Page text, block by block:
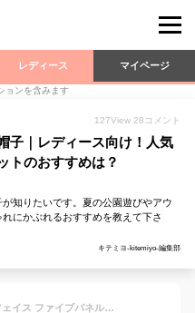
レディース マイページ
ョンを含みます
127View 28 コメント
子｜レディース向け！人気
トのおすすめは？
知りたいです。夏の公園遊びやアウ
にかぶれるおすすめを教えて下さ
キテミヨ-kitemiyo-編集部
ザ・ノース・フェイス ノースフェイス ファイブパネルメッシュキャップ Five Panel Mesh Cap ブラック NN02330 K 帽子 メンズ レディース 春 夏 夏用 日よけ 紫外線対策 UV 軽い 涼しい 蒸れない 釣り キャンプ